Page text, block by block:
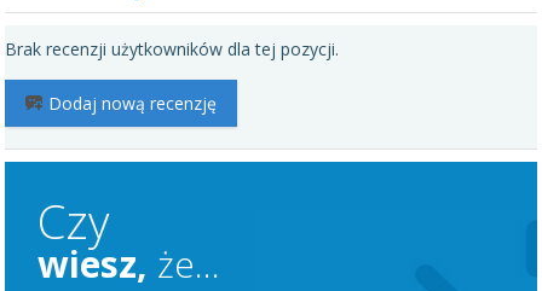
Brak recenzji użytkowników dla tej pozycji.
Dodaj nową recenzję
Czy
wiesz, że...